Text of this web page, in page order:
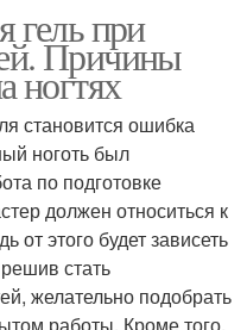
гель при
Причины
ногтях
становится ошибка
ноготь был
по подготовке
должен относиться к
от этого будет зависеть
стать
желательно подобрать